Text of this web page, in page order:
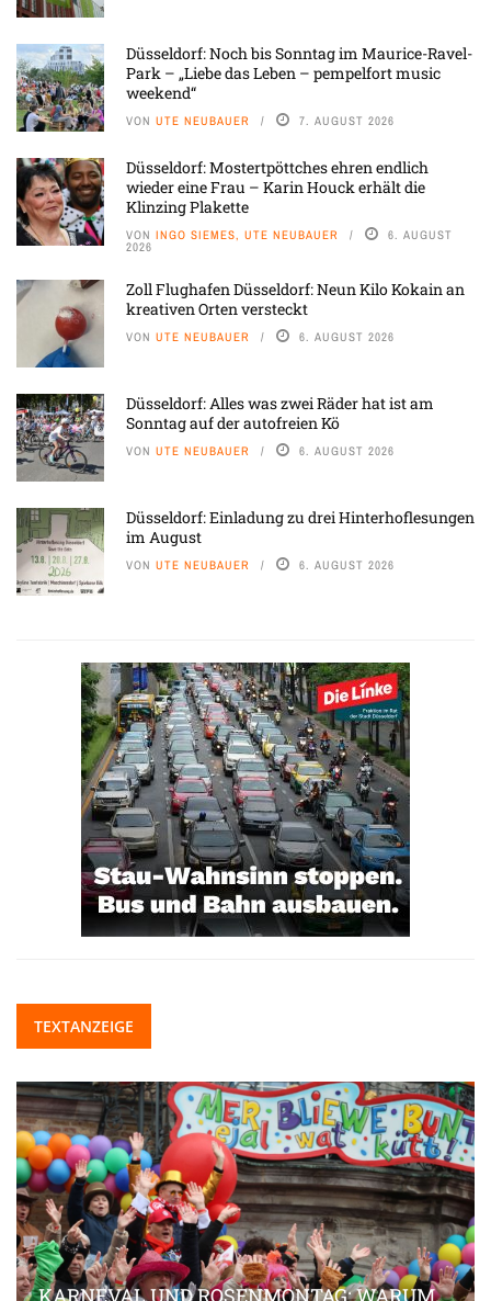
Düsseldorf: Noch bis Sonntag im Maurice-Ravel-
Park – „Liebe das Leben – pempelfort music
weekend“
VON UTE NEUBAUER 7. AUGUST 2026
Düsseldorf: Mostertpöttches ehren endlich
wieder eine Frau – Karin Houck erhält die
Klinzing Plakette
VON INGO SIEMES, UTE NEUBAUER 6. AUGUST
2026
Zoll Flughafen Düsseldorf: Neun Kilo Kokain an
kreativen Orten versteckt
VON UTE NEUBAUER 6. AUGUST 2026
Düsseldorf: Alles was zwei Räder hat ist am
Sonntag auf der autofreien Kö
VON UTE NEUBAUER 6. AUGUST 2026
Düsseldorf: Einladung zu drei Hinterhoflesungen
im August
VON UTE NEUBAUER 6. AUGUST 2026
TEXTANZEIGE